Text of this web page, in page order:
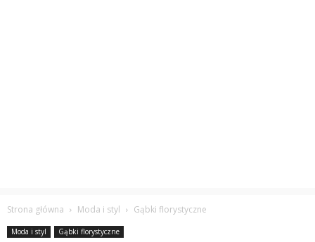
Strona główna Moda i styl Gąbki florystyczne
Moda i styl Gąbki florystyczne